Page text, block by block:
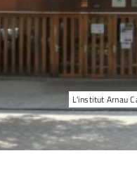
L'institut Arnau